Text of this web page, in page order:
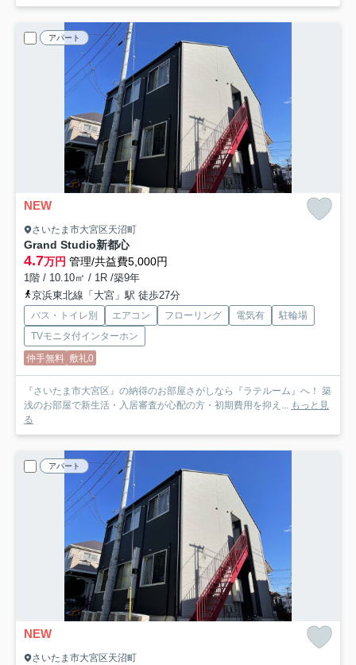
アパート
NEW
さいたま市大宮区天沼町
Grand Studio新都心
4.7万円 管理/共益費5,000円
1階 / 10.10㎡ / 1R /築9年
京浜東北線「大宮」駅 徒歩27分
バス・トイレ別 エアコン フローリング 電気有
駐輪場
TVモニタ付インターホン
仲手無料 敷礼0
『さいたま市大宮区』の納得のお部屋さがしなら『ラテルーム』へ！ 築
浅のお部屋で新生活・入居審査が心配の方・初期費用を抑え... もっと見
る
アパート
NEW
さいたま市大宮区天沼町